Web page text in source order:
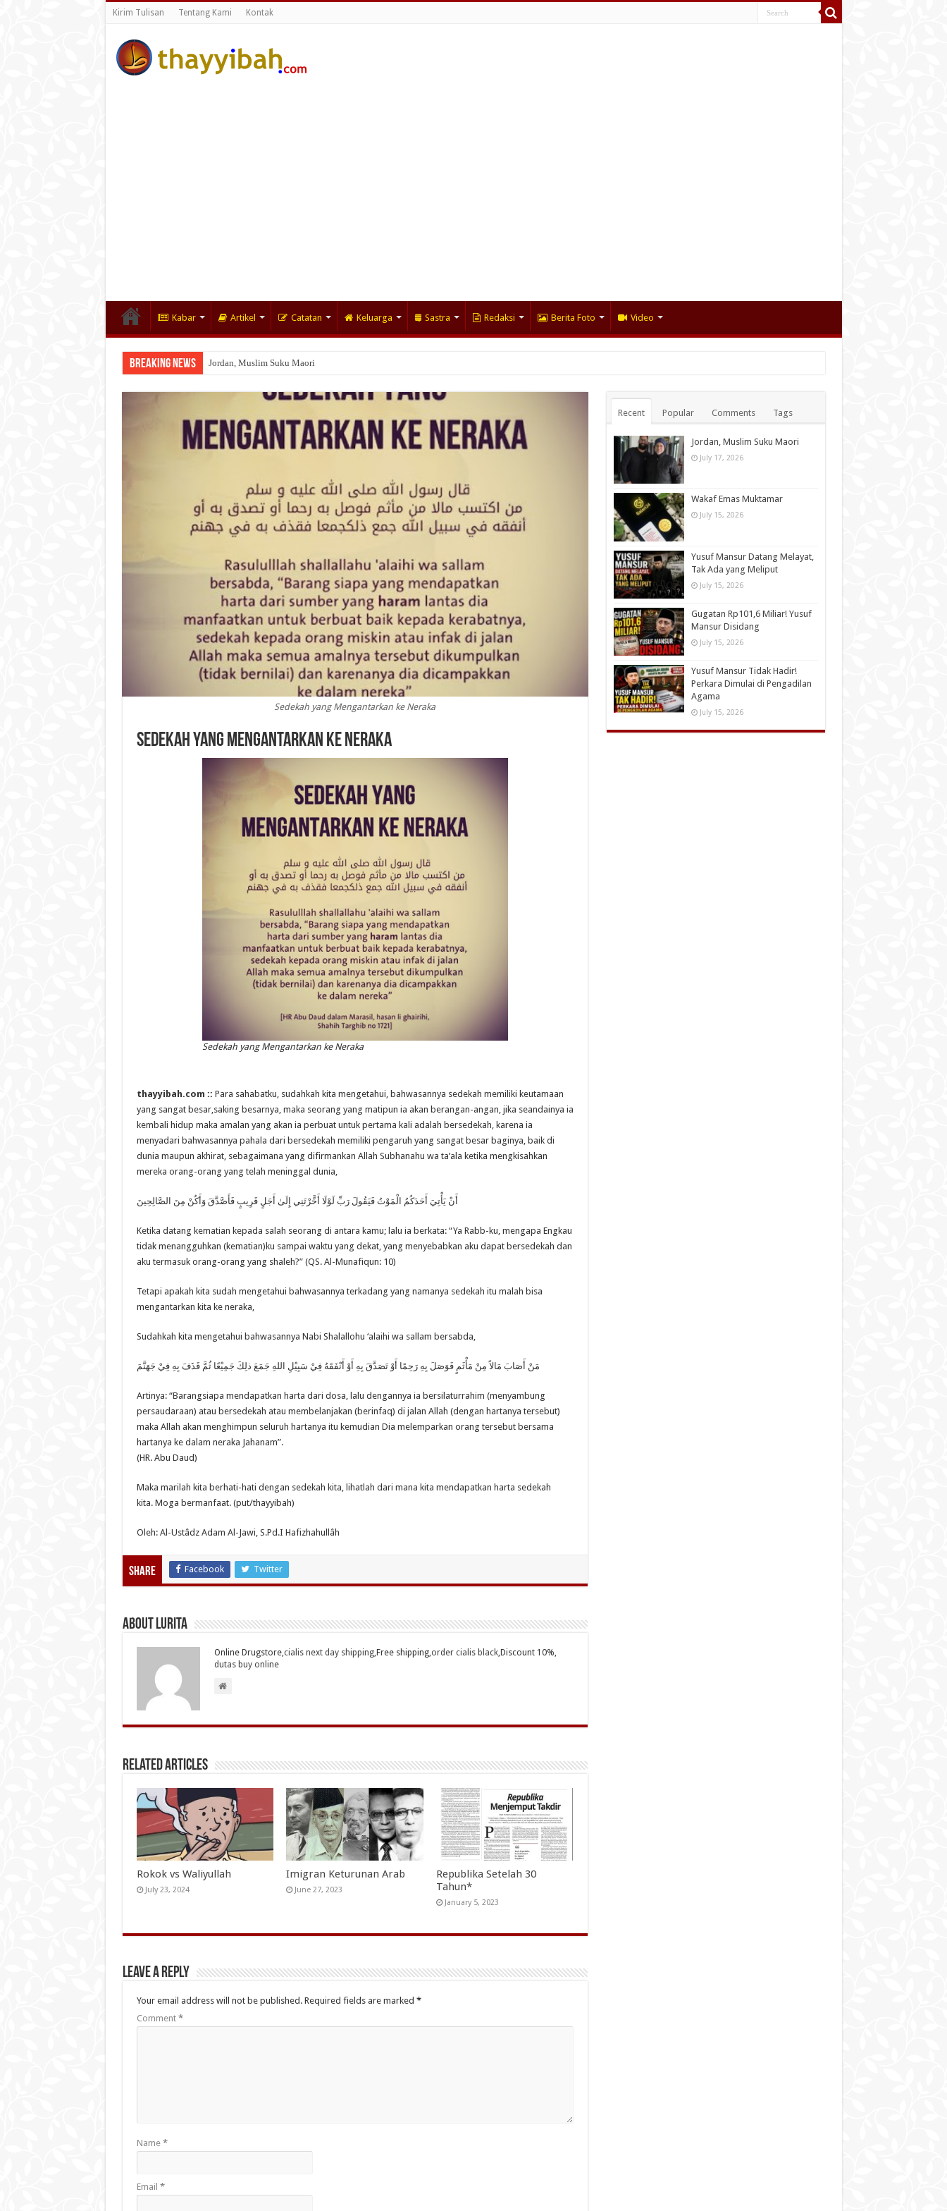
Kirim Tulisan Tentang Kami Kontak
Kabar Artikel Catatan Keluarga Sastra Redaksi Berita Foto Video
Breaking News Jordan, Muslim Suku Maori
Wakaf Emas Muktamar
Sedekah yang Mengantarkan ke Neraka
Sedekah yang Mengantarkan ke Neraka
Sedekah yang Mengantarkan ke Neraka
thayyibah.com :: Para sahabatku, sudahkah kita mengetahui, bahwasannya sedekah memiliki keutamaan
yang sangat besar,saking besarnya, maka seorang yang matipun ia akan berangan-angan, jika seandainya ia
kembali hidup maka amalan yang akan ia perbuat untuk pertama kali adalah bersedekah, karena ia
menyadari bahwasannya pahala dari bersedekah memiliki pengaruh yang sangat besar baginya, baik di
dunia maupun akhirat, sebagaimana yang difirmankan Allah Subhanahu wa ta’ala ketika mengkisahkan
mereka orang-orang yang telah meninggal dunia,
أَنْ يَأْتِيَ أَحَدَكُمُ الْمَوْتُ فَيَقُولَ رَبِّ لَوْلَا أَخَّرْتَنِي إِلَىٰ أَجَلٍ قَرِيبٍ فَأَصَّدَّقَ وَأَكُنْ مِنَ الصَّالِحِينَ
Ketika datang kematian kepada salah seorang di antara kamu; lalu ia berkata: “Ya Rabb-ku, mengapa Engkau
tidak menangguhkan (kematian)ku sampai waktu yang dekat, yang menyebabkan aku dapat bersedekah dan
aku termasuk orang-orang yang shaleh?” (QS. Al-Munafiqun: 10)
Tetapi apakah kita sudah mengetahui bahwasannya terkadang yang namanya sedekah itu malah bisa
mengantarkan kita ke neraka,
Sudahkah kita mengetahui bahwasannya Nabi Shalallohu ‘alaihi wa sallam bersabda,
مَنْ أَصَابَ مَالاً مِنْ مَأْثَمٍ فَوَصَلَ بِهِ رَحِمًا أَوْ تَصَدَّقَ بِهِ أَوْ أَنْفَقَهُ فِيْ سَبِيْلِ اللهِ جَمَعَ ذلِكَ جَمِيْعًا ثُمَّ قَذَفَ بِهِ فِيْ جَهَنَّمَ
Artinya: “Barangsiapa mendapatkan harta dari dosa, lalu dengannya ia bersilaturrahim (menyambung
persaudaraan) atau bersedekah atau membelanjakan (berinfaq) di jalan Allah (dengan hartanya tersebut)
maka Allah akan menghimpun seluruh hartanya itu kemudian Dia melemparkan orang tersebut bersama
hartanya ke dalam neraka Jahanam”.
(HR. Abu Daud)
Maka marilah kita berhati-hati dengan sedekah kita, lihatlah dari mana kita mendapatkan harta sedekah
kita. Moga bermanfaat. (put/thayyibah)
Oleh: Al-Ustâdz Adam Al-Jawi, S.Pd.I Hafizhahullâh
Share Facebook Twitter
About Lurita
Online Drugstore, cialis next day shipping,Free shipping, order cialis black,Discount 10%,
dutas buy online
Related Articles
Rokok vs Waliyullah
July 23, 2024
Imigran Keturunan Arab
June 27, 2023
Republika Setelah 30
Tahun*
January 5, 2023
Leave a Reply
Your email address will not be published. Required fields are marked *
Comment *
Name *
Email *
Recent Popular Comments Tags
Jordan, Muslim Suku Maori
July 17, 2026
Wakaf Emas Muktamar
July 15, 2026
Yusuf Mansur Datang Melayat,
Tak Ada yang Meliput
July 15, 2026
Gugatan Rp101,6 Miliar! Yusuf
Mansur Disidang
July 15, 2026
Yusuf Mansur Tidak Hadir!
Perkara Dimulai di Pengadilan
Agama
July 15, 2026